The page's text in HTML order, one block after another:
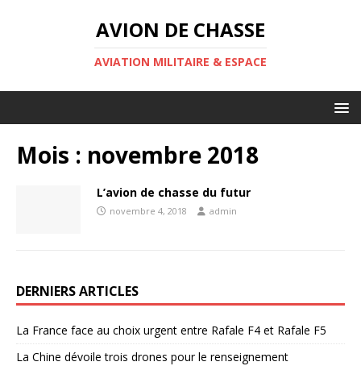
AVION DE CHASSE
AVIATION MILITAIRE & ESPACE
Mois : novembre 2018
L’avion de chasse du futur
novembre 4, 2018 admin
DERNIERS ARTICLES
La France face au choix urgent entre Rafale F4 et Rafale F5
La Chine dévoile trois drones pour le renseignement